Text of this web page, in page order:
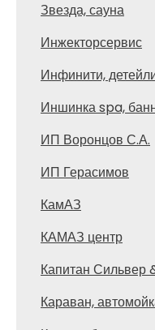
Звезда, сауна
Инжекторсервис
Инфинити,
Иншинка spa,
ИП Воронцов С.А.
ИП Герасимов
КамАЗ
КАМАЗ центр
Капитан Сильвер
Караван,